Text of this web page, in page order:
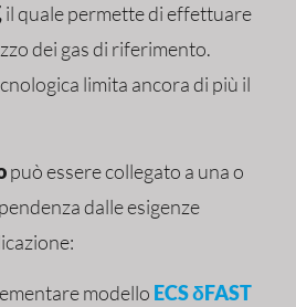
il quale permette di effettuare
dei gas di riferimento.
limita ancora di più il
può essere collegato a una o
dalle esigenze
modello ECSδFAST